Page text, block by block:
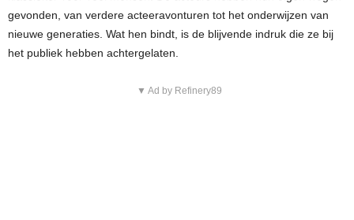
gevonden, van verdere acteeravonturen tot het onderwijzen van
nieuwe generaties. Wat hen bindt, is de blijvende indruk die ze bij
het publiek hebben achtergelaten.
▼ Ad by Refinery89